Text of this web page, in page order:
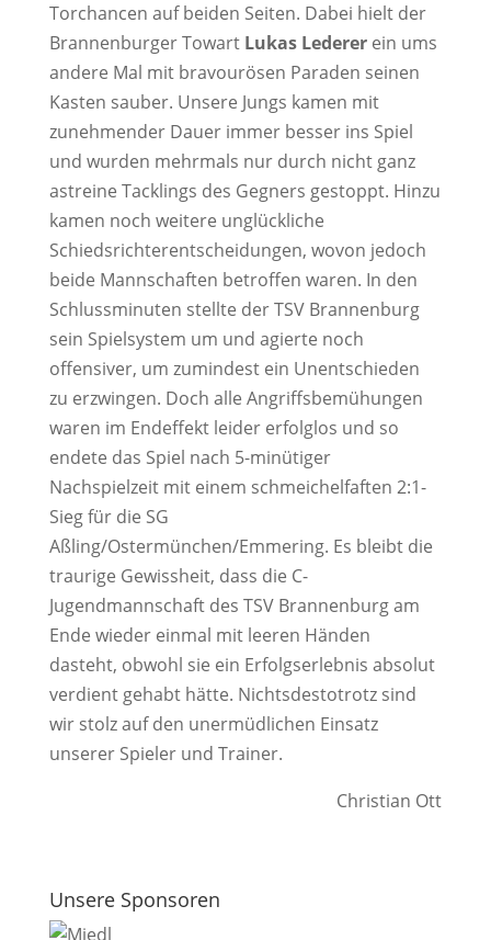
Torchancen auf beiden Seiten. Dabei hielt der
Brannenburger Towart Lukas Ledererein ums
andere Mal mit bravourösen Paraden seinen
Kasten sauber. Unsere Jungs kamen mit
zunehmender Dauer immer besser ins Spiel
und wurden mehrmals nur durch nicht ganz
astreine Tacklings des Gegners gestoppt. Hinzu
kamen noch weitere unglückliche
Schiedsrichterentscheidungen, wovon jedoch
beide Mannschaften betroffen waren. In den
Schlussminuten stellte der TSV Brannenburg
sein Spielsystem um und agierte noch
offensiver, um zumindest ein Unentschieden
zu erzwingen. Doch alle Angriffsbemühungen
waren im Endeffekt leider erfolglos und so
endete das Spiel nach 5-minütiger
Nachspielzeit mit einem schmeichelfaften 2:1-
Sieg für die SG
Aßling/Ostermünchen/Emmering. Es bleibt die
traurige Gewissheit, dass die C-
Jugendmannschaft des TSV Brannenburg am
Ende wieder einmal mit leeren Händen
dasteht, obwohl sie ein Erfolgserlebnis absolut
verdient gehabt hätte. Nichtsdestotrotz sind
wir stolz auf den unermüdlichen Einsatz
unserer Spieler und Trainer.
Christian Ott
Unsere Sponsoren